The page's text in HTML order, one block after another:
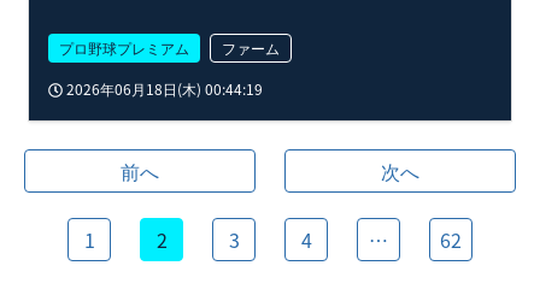
プロ野球プレミアム
ファーム
2026年06月18日(木) 00:44:19
前へ 次へ
1 2 3 4 … 62